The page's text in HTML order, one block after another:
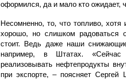
оформился, да и мало кто ожидает,
Несомненно, то, что топливо,
хорошо, но слишком радоваться
стоит. Ведь даже наши
например, в Штатах.
реализовывать нефтепродукты
при экспорте, – поясняет